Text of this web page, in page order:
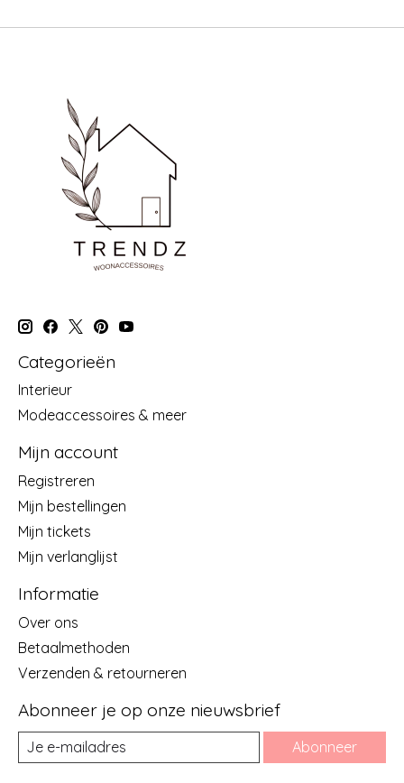
Categorieën
Interieur
Modeaccessoires & meer
Mijn account
Registreren
Mijn bestellingen
Mijn tickets
Mijn verlanglijst
Informatie
Over ons
Betaalmethoden
Verzenden & retourneren
Abonneer je op onze nieuwsbrief
Abonneer